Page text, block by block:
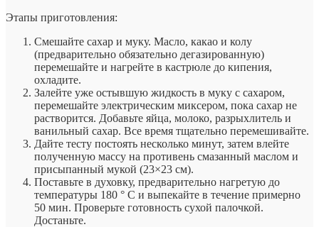
Этапы приготовления:
Смешайте сахар и муку. Масло, какао и колу
(предварительно обязательно дегазированную)
перемешайте и нагрейте в кастрюле до кипения,
охладите.
Залейте уже остывшую жидкость в муку с сахаром,
перемешайте электрическим миксером, пока сахар не
растворится. Добавьте яйца, молоко, разрыхлитель и
ванильный сахар. Все время тщательно перемешивайте.
Дайте тесту постоять несколько минут, затем влейте
полученную массу на противень смазанный маслом и
присыпанный мукой (23×23 см).
Поставьте в духовку, предварительно нагретую до
температуры 180 ° С и выпекайте в течение примерно
50 мин. Проверьте готовность сухой палочкой.
Достаньте.